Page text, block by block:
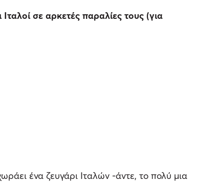
σε αρκετές παραλίες τους (για
ένα ζευγάρι Ιταλών -άντε, το πολύ μια